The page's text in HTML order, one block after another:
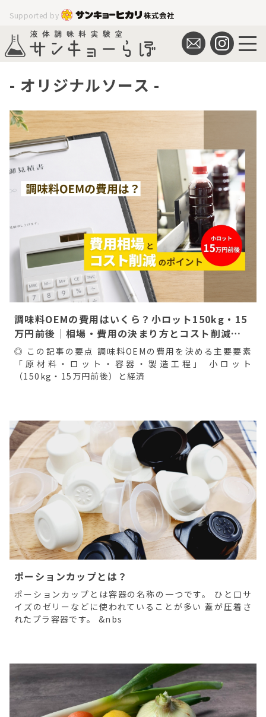
Supported by
オリジナルソース
調味料OEMの費用はいくら？小ロット150kg・15
万円前後｜相場・費用の決まり方とコスト削減の
ポイント
◎ この記事の要点 調味料OEMの費用を決める主要要素
「原材料・ロット・容器・製造工程」 小ロット
（150kg・15万円前後）と経済
ポーションカップとは？
ポーションカップとは容器の名称の一つです。 ひと口サ
イズのゼリーなどに使われていることが多い 蓋が圧着さ
れたプラ容器です。 &nbs